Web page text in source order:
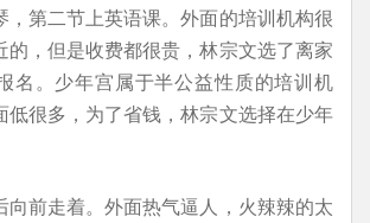
，第二节上英语课。外面的培训机构很
的，但是收费都很贵，林宗文选了离家
名。少年宫属于半公益性质的培训机
低很多，为了省钱，林宗文选择在少年
向前走着。外面热气逼人，火辣辣的太